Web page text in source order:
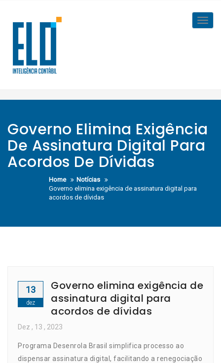
content
Governo Elimina Exigência
De Assinatura Digital Para
Acordos De Dívidas
Home
Notícias
Governo elimina exigência de assinatura digital para
acordos de dívidas
13
dez
Governo elimina exigência de
assinatura digital para
acordos de dívidas
Dez , 13 , 2023
Programa Desenrola Brasil simplifica processo ao
dispensar assinatura digital, facilitando a renegociação